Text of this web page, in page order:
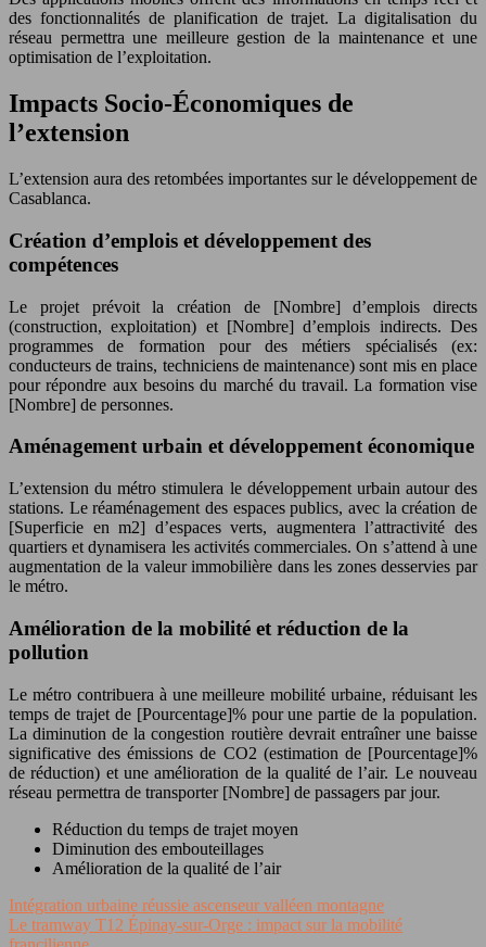
des fonctionnalités de planification de trajet. La digitalisation du
réseau permettra une meilleure gestion de la maintenance et une
optimisation de l’exploitation.
Impacts Socio-Économiques de
l’extension
L’extension aura des retombées importantes sur le développement de
Casablanca.
Création d’emplois et développement des
compétences
Le projet prévoit la création de [Nombre] d’emplois directs
(construction, exploitation) et [Nombre] d’emplois indirects. Des
programmes de formation pour des métiers spécialisés (ex:
conducteurs de trains, techniciens de maintenance) sont mis en place
pour répondre aux besoins du marché du travail. La formation vise
[Nombre] de personnes.
Aménagement urbain et développement économique
L’extension du métro stimulera le développement urbain autour des
stations. Le réaménagement des espaces publics, avec la création de
[Superficie en m2] d’espaces verts, augmentera l’attractivité des
quartiers et dynamisera les activités commerciales. On s’attend à une
augmentation de la valeur immobilière dans les zones desservies par
le métro.
Amélioration de la mobilité et réduction de la
pollution
Le métro contribuera à une meilleure mobilité urbaine, réduisant les
temps de trajet de [Pourcentage]% pour une partie de la population.
La diminution de la congestion routière devrait entraîner une baisse
significative des émissions de CO2 (estimation de [Pourcentage]%
de réduction) et une amélioration de la qualité de l’air. Le nouveau
réseau permettra de transporter [Nombre] de passagers par jour.
Réduction du temps de trajet moyen
Diminution des embouteillages
Amélioration de la qualité de l’air
Intégration urbaine réussie ascenseur valléen montagne
Le tramway T12 Épinay-sur-Orge : impact sur la mobilité